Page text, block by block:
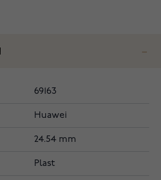
69163
Huawei
24.54 mm
Plast